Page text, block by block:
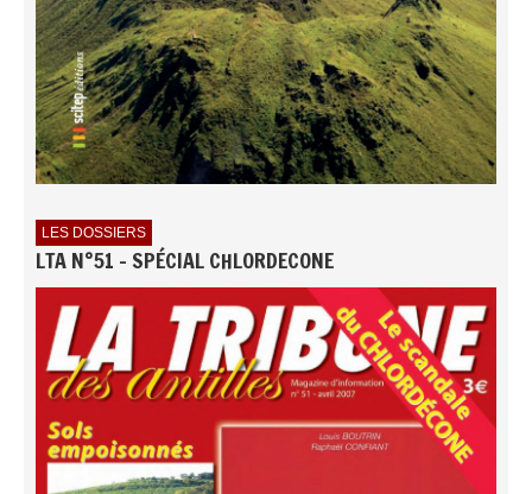
LES DOSSIERS
LTA N°51 - SPÉCIAL CHLORDECONE